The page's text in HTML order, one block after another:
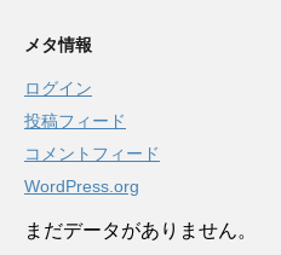
メタ情報
ログイン
投稿フィード
コメントフィード
WordPress.org
まだデータがありません。